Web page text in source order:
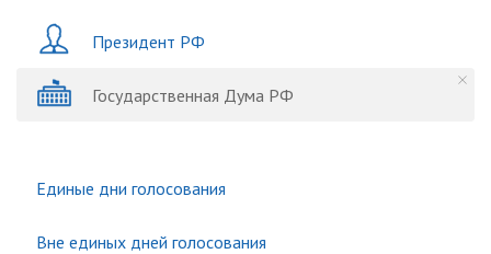
Президент РФ
Государственная Дума РФ
Единые дни голосования
Вне единых дней голосования